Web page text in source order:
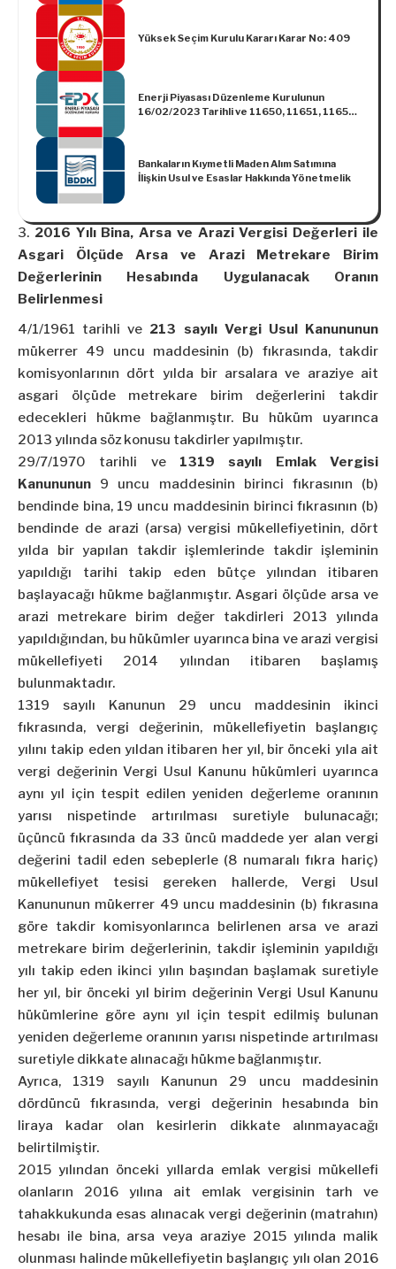
Yüksek Seçim Kurulu Kararı Karar No: 409
Enerji Piyasası Düzenleme Kurulunun
16/02/2023 Tarihli ve 11650, 11651, 11652,
Bankaların Kıymetli Maden Alım Satımına
İlişkin Usul ve Esaslar Hakkında Yönetmelik
2016 Yılı Bina, Arsa ve Arazi Vergisi Değerleri ile
Asgari Ölçüde Arsa ve Arazi Metrekare Birim
Değerlerinin Hesabında Uygulanacak Oranın
Belirlenmesi
4/1/1961 tarihli ve 213 sayılı Vergi Usul Kanununun
mükerrer 49 uncu maddesinin (b) fıkrasında, takdir
komisyonlarının dört yılda bir arsalara ve araziye ait
asgari ölçüde metrekare birim değerlerini takdir
edecekleri hükme bağlanmıştır. Bu hüküm uyarınca
2013 yılında söz konusu takdirler yapılmıştır.
29/7/1970 tarihli ve 1319 sayılı Emlak Vergisi
Kanununun 9 uncu maddesinin birinci fıkrasının (b)
bendinde bina, 19 uncu maddesinin birinci fıkrasının (b)
bendinde de arazi (arsa) vergisi mükellefiyetinin, dört
yılda bir yapılan takdir işlemlerinde takdir işleminin
yapıldığı tarihi takip eden bütçe yılından itibaren
başlayacağı hükme bağlanmıştır. Asgari ölçüde arsa ve
arazi metrekare birim değer takdirleri 2013 yılında
yapıldığından, bu hükümler uyarınca bina ve arazi vergisi
mükellefiyeti 2014 yılından itibaren başlamış
bulunmaktadır.
1319 sayılı Kanunun 29 uncu maddesinin ikinci
fıkrasında, vergi değerinin, mükellefiyetin başlangıç
yılını takip eden yıldan itibaren her yıl, bir önceki yıla ait
vergi değerinin Vergi Usul Kanunu hükümleri uyarınca
aynı yıl için tespit edilen yeniden değerleme oranının
yarısı nispetinde artırılması suretiyle bulunacağı;
üçüncü fıkrasında da 33 üncü maddede yer alan vergi
değerini tadil eden sebeplerle (8 numaralı fıkra hariç)
mükellefiyet tesisi gereken hallerde, Vergi Usul
Kanununun mükerrer 49 uncu maddesinin (b) fıkrasına
göre takdir komisyonlarınca belirlenen arsa ve arazi
metrekare birim değerlerinin, takdir işleminin yapıldığı
yılı takip eden ikinci yılın başından başlamak suretiyle
her yıl, bir önceki yıl birim değerinin Vergi Usul Kanunu
hükümlerine göre aynı yıl için tespit edilmiş bulunan
yeniden değerleme oranının yarısı nispetinde artırılması
suretiyle dikkate alınacağı hükme bağlanmıştır.
Ayrıca, 1319 sayılı Kanunun 29 uncu maddesinin
dördüncü fıkrasında, vergi değerinin hesabında bin
liraya kadar olan kesirlerin dikkate alınmayacağı
belirtilmiştir.
2015 yılından önceki yıllarda emlak vergisi mükellefi
olanların 2016 yılına ait emlak vergisinin tarh ve
tahakkukunda esas alınacak vergi değerinin (matrahın)
hesabı ile bina, arsa veya araziye 2015 yılında malik
olunması halinde mükellefiyetin başlangıç yılı olan 2016